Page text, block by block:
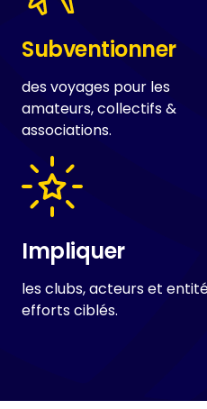
Subventionner
des voyages pour les
amateurs, collectifs &
associations.
Impliquer
les clubs, acteurs et
efforts ciblés.